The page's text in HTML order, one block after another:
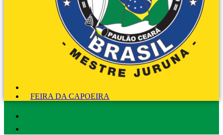
FEIRA DA CAPOEIRA